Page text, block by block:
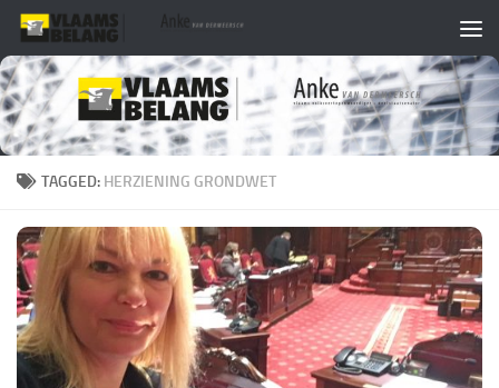
Skip to content
TAGGED: HERZIENING GRONDWET